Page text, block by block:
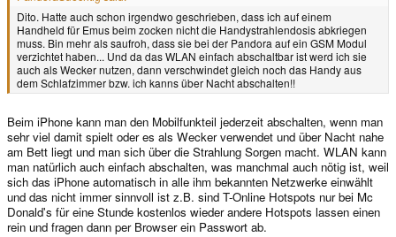
Dito. Hatte auch schon irgendwo geschrieben, dass ich auf einem
Handheld für Emus beim zocken nicht die Handystrahlendosis abkriegen
muss. Bin mehr als saufroh, dass sie bei der Pandora auf ein GSM Modul
verzichtet haben... Und da das WLAN einfach abschaltbar ist werd ich sie
auch als Wecker nutzen, dann verschwindet gleich noch das Handy aus
dem Schlafzimmer bzw. ich kanns über Nacht abschalten!!
Beim iPhone kann man den Mobilfunkteil jederzeit abschalten, wenn man
sehr viel damit spielt oder es als Wecker verwendet und über Nacht nahe
am Bett liegt und man sich über die Strahlung Sorgen macht. WLAN kann
man natürlich auch einfach abschalten, was manchmal auch nötig ist, weil
sich das iPhone automatisch in alle ihm bekannten Netzwerke einwählt
und das nicht immer sinnvoll ist z.B. sind T-Online Hotspots nur bei Mc
Donald's für eine Stunde kostenlos wieder andere Hotspots lassen einen
rein und fragen dann per Browser ein Passwort ab.